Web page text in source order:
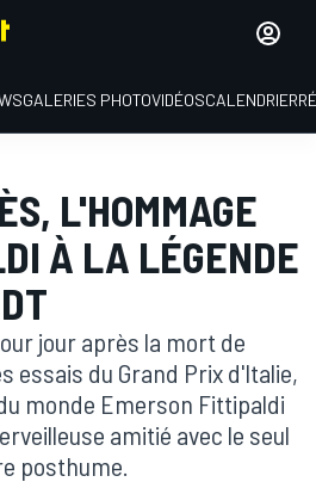
GALERIES PHOTOVIDÉOSCALENDRIER
L'HOMMAGE
À LA LÉGENDE
jour après la mort de
essais du Grand Prix d'Italie,
monde Emerson Fittipaldi
amitié avec le seul
posthume.